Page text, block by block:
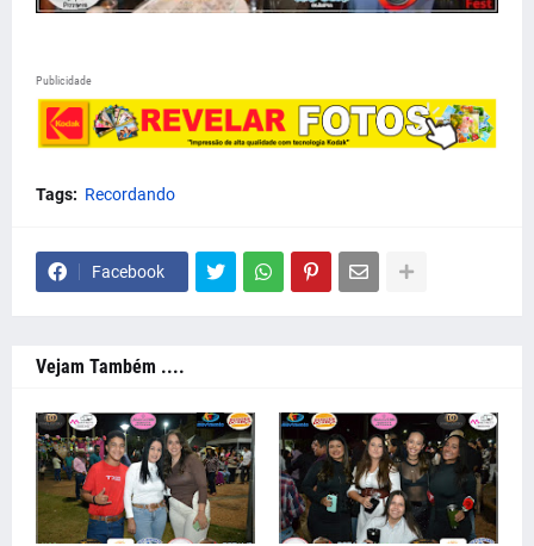
Publicidade
Tags: Recordando
Facebook
Vejam Também ....